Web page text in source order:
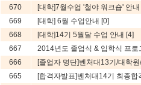
670
[대학]7월수업 '철야 워크숍' 안내
669
[대학] 6월 수업안내 [0]
668
[대학]14기 5월달 수업 안내 [4]
667
2014년도 졸업식 & 입학식 프
666
[졸업자 명단]벤처대13기/대학
665
[합격자발표]벤처대14기 최종